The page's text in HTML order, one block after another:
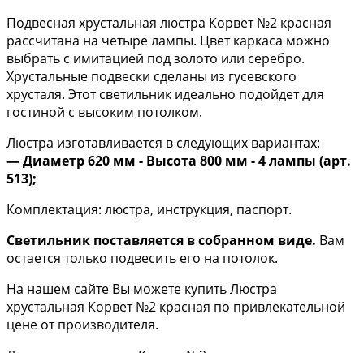
Подвесная хрустальная люстра Корвет №2 красная
рассчитана на четыре лампы. Цвет каркаса можно
выбрать с имитацией под золото или серебро.
Хрустальные подвески сделаны из гусевского
хрусталя. Этот светильник идеально подойдет для
гостиной с высоким потолком.
Люстра изготавливается в следующих вариантах:
— Диаметр 620 мм - Высота 800 мм - 4 лампы (арт.
513);
Комплектация: люстра, инструкция, паспорт.
Светильник поставляется в собранном виде. Вам
остается только подвесить его на потолок.
На нашем сайте Вы можете купить Люстра
хрустальная Корвет №2 красная по привлекательной
цене от производителя.